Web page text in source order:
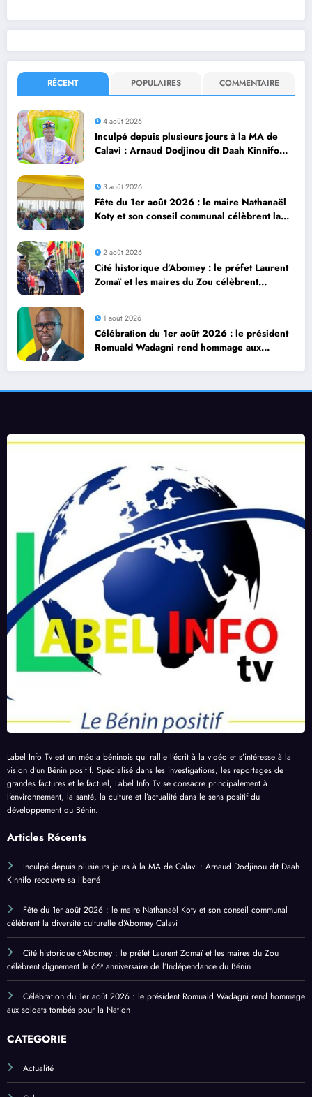
RÉCENT POPULAIRES COMMENTAIRE
4 août 2026
Inculpé depuis plusieurs jours à la MA de
Calavi : Arnaud Dodjinou dit Daah Kinnifo
3 août 2026
Fête du 1er août 2026 : le maire Nathanaël
Koty et son conseil communal célèbrent la
2 août 2026
Cité historique d’Abomey : le préfet Laurent
Zomaï et les maires du Zou célèbrent
1 août 2026
Célébration du 1er août 2026 : le président
Romuald Wadagni rend hommage aux
Label Info Tv est un média béninois qui rallie l’écrit à la vidéo et s’intéresse à la
vision d’un Bénin positif. Spécialisé dans les investigations, les reportages de
grandes factures et le factuel, Label Info Tv se consacre principalement à
l’environnement, la santé, la culture et l’actualité dans le sens positif du
développement du Bénin.
Articles Récents
Inculpé depuis plusieurs jours à la MA de Calavi : Arnaud Dodjinou dit Daah
Kinnifo recouvre sa liberté
Fête du 1er août 2026 : le maire Nathanaël Koty et son conseil communal
célèbrent la diversité culturelle d’Abomey Calavi
Cité historique d’Abomey : le préfet Laurent Zomaï et les maires du Zou
célèbrent dignement le 66ᵉ anniversaire de l’Indépendance du Bénin
Célébration du 1er août 2026 : le président Romuald Wadagni rend hommage
aux soldats tombés pour la Nation
CATEGORIE
Actualité